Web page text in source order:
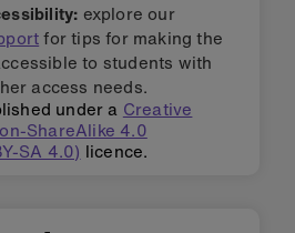
explore our
for tips for making the
to students with
access needs.
under a Creative
ShareAlike 4.0
SA 4.0) licence.